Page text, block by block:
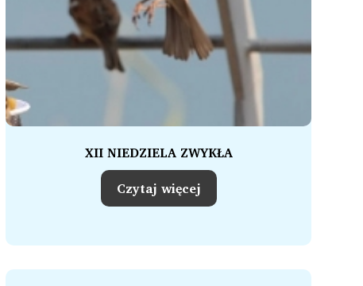
XII NIEDZIELA ZWYKŁA
Czytaj więcej